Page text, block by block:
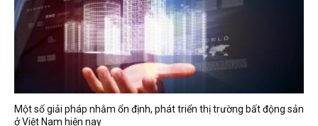
Một số giải pháp nhằm ổn định, phát triển thị trường bất động sản
ở Việt Nam hiện nay